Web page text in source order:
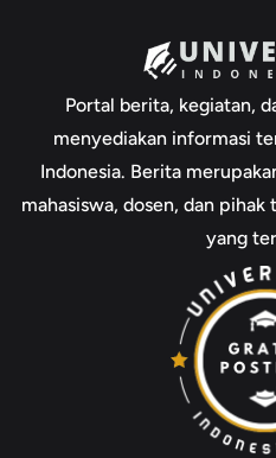
Portal berita, kegiatan,
menyediakan informasi
Indonesia. Berita
mahasiswa, dosen, dan
yang